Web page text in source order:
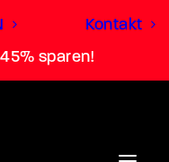
sparen!
Kontakt